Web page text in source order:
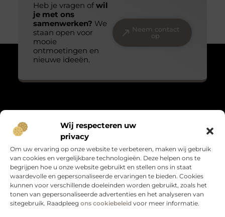
Wij respecteren uw
privacy
Om uw ervaring op onze website te verbeteren, maken wij gebruik
van cookies en vergelijkbare technologieën. Deze helpen ons te
begrijpen hoe u onze website gebruikt en stellen ons in staat
waardevolle en gepersonaliseerde ervaringen te bieden. Cookies
kunnen voor verschillende doeleinden worden gebruikt, zoals het
tonen van gepersonaliseerde advertenties en het analyseren van
sitegebruik. Raadpleeg ons cookiebeleid voor meer informatie.
Heb je vragen ofwil
je met ons
samenwerken? We
staan open voor
mooie
ontmoetingen en
nieuwe ideeën.
Neem contact
op
Over Massage praktijk de bron
“Teder, echt en met oog voor detail.”
geluk, persoonlijke groei en leven met gevoel. Warme verhalen
die raken en verbinden.
Bericht categorie